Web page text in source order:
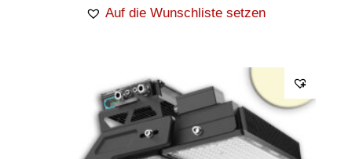
Auf die Wunschliste setzen